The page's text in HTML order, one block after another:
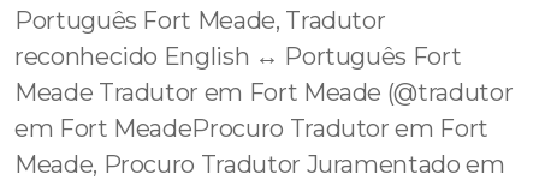
Português Fort Meade, Tradutor
reconhecido English ↔️ Português Fort
Meade Tradutor em Fort Meade (@tradutor
em Fort MeadeProcuro Tradutor em Fort
Meade, Procuro Tradutor Juramentado em